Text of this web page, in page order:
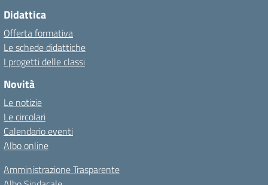
Didattica
Offerta formativa
Le schede didattiche
I progetti delle classi
Novità
Le notizie
Le circolari
Calendario eventi
Albo online
Amministrazione Trasparente